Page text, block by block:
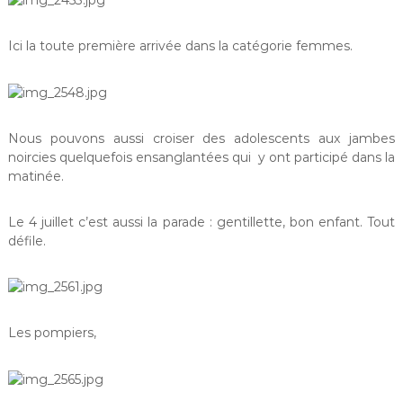
Ici la toute première arrivée dans la catégorie femmes.
Nous pouvons aussi croiser des adolescents aux jambes
noircies quelquefois ensanglantées qui y ont participé dans la
matinée.
Le 4 juillet c’est aussi la parade : gentillette, bon enfant. Tout
défile.
Les pompiers,